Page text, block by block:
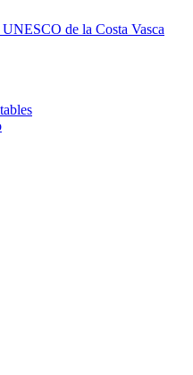
de la Costa Vasca